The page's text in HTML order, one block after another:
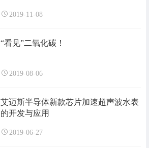
2019-11-08
“看见”二氧化碳！
2019-08-06
艾迈斯半导体新款芯片加速超声波水表
的开发与应用
2019-06-27